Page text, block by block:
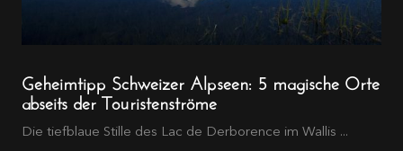
Geheimtipp Schweizer Alpseen: 5 magische Orte
abseits der Touristenströme
Die tiefblaue Stille des Lac de Derborence im Wallis ...